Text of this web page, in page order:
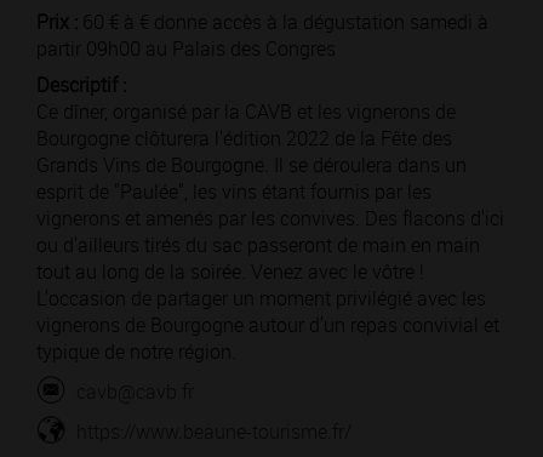
Prix : 60 € à € donne accès à la dégustation samedi à
partir 09h00 au Palais des Congres
Descriptif :
Ce dîner, organisé par la CAVB et les vignerons de
Bourgogne clôturera l'édition 2022 de la Fête des
Grands Vins de Bourgogne. Il se déroulera dans un
esprit de "Paulée", les vins étant fournis par les
vignerons et amenés par les convives. Des flacons d'ici
ou d'ailleurs tirés du sac passeront de main en main
tout au long de la soirée. Venez avec le vôtre !
L'occasion de partager un moment privilégié avec les
vignerons de Bourgogne autour d'un repas convivial et
typique de notre région.